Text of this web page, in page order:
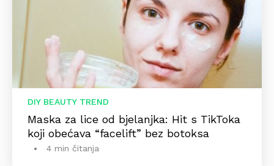
DIY BEAUTY TREND
Maska za lice od bjelanjka: Hit s TikToka
koji obećava “facelift” bez botoksa
4 min čitanja